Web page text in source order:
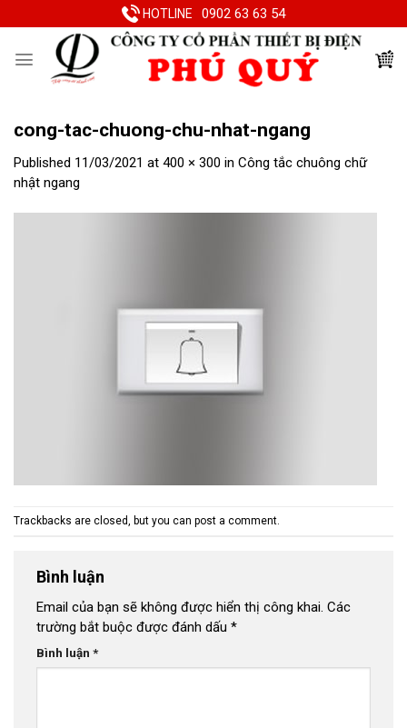
to
HOTLINE 0902 63 63 54
cong-tac-chuong-chu-nhat-ngang
Published 11/03/2021 at 400 × 300 in Công tắc chuông chữ
nhật ngang
Trackbacks are closed, but you can post a comment
Bình luận
Email của bạn sẽ không được hiển thị công khai. Các
trường bắt buộc được đánh dấu *
Bình luận *